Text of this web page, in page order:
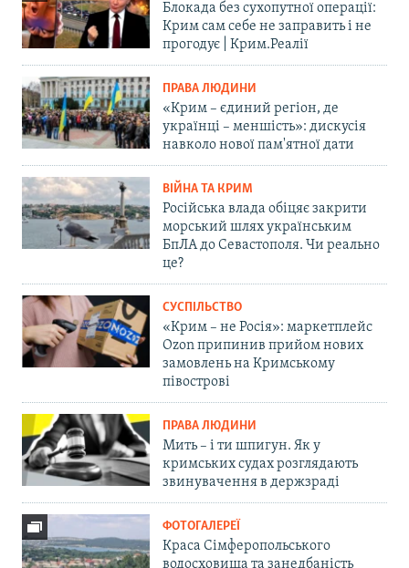
Блокада без сухопутної операції:
Крим сам себе не заправить і не
прогодує | Крим.Реалії
ПРАВА ЛЮДИНИ
«Крим – єдиний регіон, де
українці – меншість»: дискусія
навколо нової пам'ятної дати
ВІЙНА ТА КРИМ
Російська влада обіцяє закрити
морський шлях українським
БпЛА до Севастополя. Чи реально
це?
СУСПІЛЬСТВО
«Крим – не Росія»: маркетплейс
Ozon припинив прийом нових
замовлень на Кримському
півострові
ПРАВА ЛЮДИНИ
Мить – і ти шпигун. Як у
кримських судах розглядають
звинувачення в держзраді
ФОТОГАЛЕРЕЇ
Краса Сімферопольського
водосховища та занедбаність